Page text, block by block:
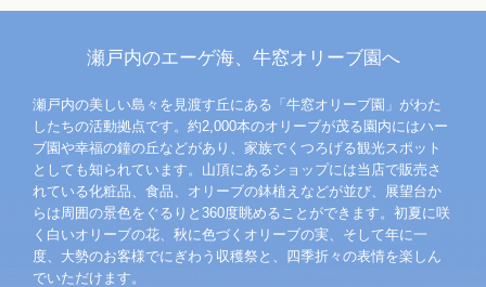
瀬戸内のエーゲ海、牛窓オリーブ園へ
瀬戸内の美しい島々を見渡す丘にある「牛窓オリーブ園」がわた
したちの活動拠点です。約2,000本のオリーブが茂る園内にはハー
ブ園や幸福の鐘の丘などがあり、家族でくつろげる観光スポット
としても知られています。山頂にあるショップには当店で販売さ
れている化粧品、食品、オリーブの鉢植えなどが並び、展望台か
らは周囲の景色をぐるりと360度眺めることができます。初夏に咲
く白いオリーブの花、秋に色づくオリーブの実、そして年に一
度、大勢のお客様でにぎわう収穫祭と、四季折々の表情を楽しん
でいただけます。